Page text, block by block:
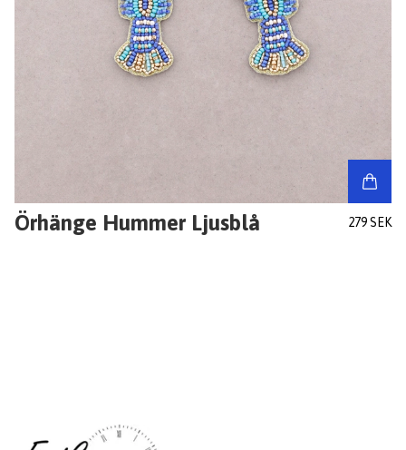
Örhänge Hummer Ljusblå 279 SEK